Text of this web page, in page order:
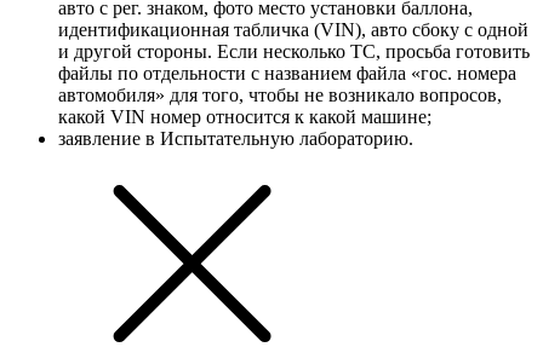
авто с рег. знаком, фото место установки баллона,
идентификационная табличка (VIN), авто сбоку с одной
и другой стороны. Если несколько ТС, просьба готовить
файлы по отдельности с названием файла «гос. номера
автомобиля» для того, чтобы не возникало вопросов,
какой VIN номер относится к какой машине;
заявление в Испытательную лабораторию.